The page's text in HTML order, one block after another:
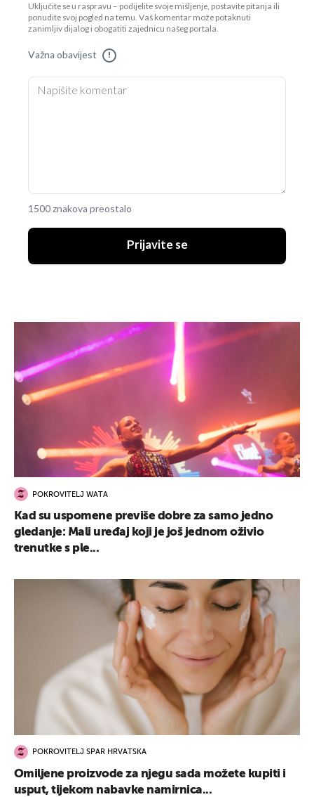
Uključite se u raspravu – podijelite svoje mišljenje, postavite pitanja ili
ponudite svoj pogled na temu. Vaš komentar može potaknuti
zanimljiv dijalog i obogatiti zajednicu našeg portala.
Važna obavijest !
1500 znakova preostalo
Prijavite se
POKROVITELJ WATA
Kad su uspomene previše dobre za samo jedno
gledanje: Mali uređaj koji je još jednom oživio
trenutke s ple...
POKROVITELJ SPAR HRVATSKA
Omiljene proizvode za njegu sada možete kupiti i
usput, tijekom nabavke namirnica...